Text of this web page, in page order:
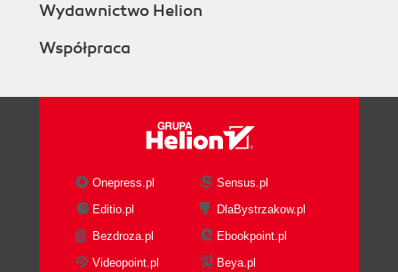
Wydawnictwo Helion
Współpraca
Onepress.pl
Sensus.pl
Editio.pl
DlaBystrzakow.pl
Bezdroza.pl
Ebookpoint.pl
Videopoint.pl
Beya.pl